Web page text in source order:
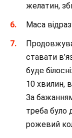
желатин,
Маса
ставати
буде
10 хвилин,
За
треба було
рожевий